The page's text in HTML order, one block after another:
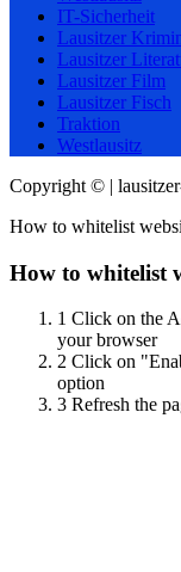
IT-Sicherheit
Lausitzer
Lausitzer
Lausitzer Film
Lausitzer Fisch
Traktion
Westlausitz
Copyright © |
How to whitelist
How to whitelist
1 Click on the
your browser
2 Click on
option
3 Refresh the